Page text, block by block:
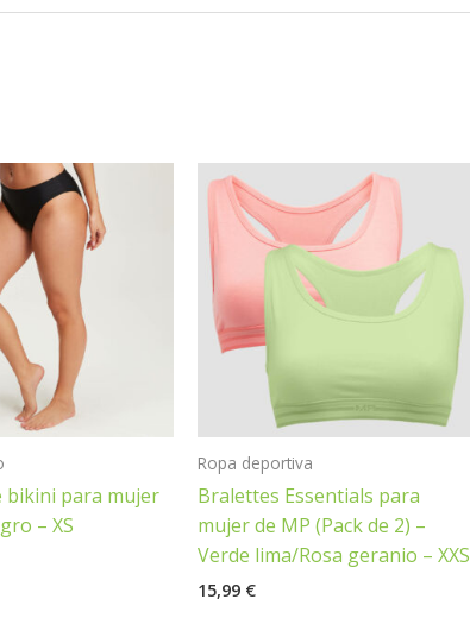
bikini para mujer
– XS
Ropa deportiva
Bralettes Essentials para
mujer de MP (Pack de 2) –
Verde lima/Rosa geranio – XXS
15,99 €